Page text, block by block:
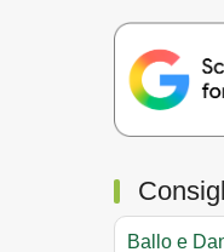
Ballo e